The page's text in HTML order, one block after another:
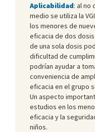
Aplicabilidad: al no
medio se utiliza la
los menores de
eficacia de dos dosis
de una sola dosis
dificultad de
podrían ayudar a
conveniencia de
eficacia en el grupo
Un aspecto
estudios en los
eficacia y la
niños.